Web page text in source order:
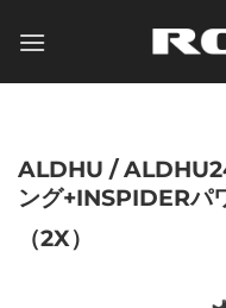
ALDHU /
ング+INSPIDERパ
（2X）